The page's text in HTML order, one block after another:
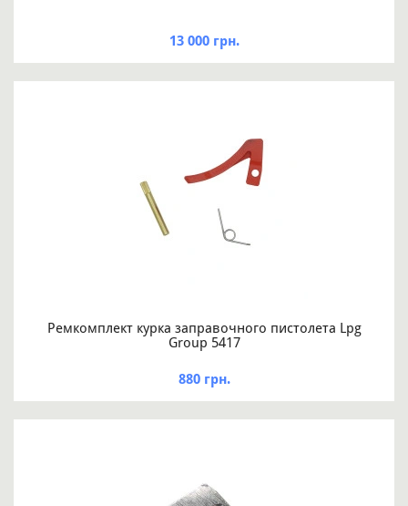
13 000 грн.
Ремкомплект курка заправочного пистолета Lpg
Group 5417
880 грн.